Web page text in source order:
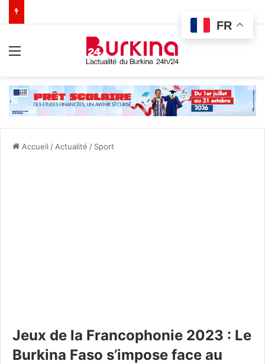
Accueil / Actualité / Sport
Jeux de la Francophonie 2023 : Le
Burkina Faso s’impose face au
FR